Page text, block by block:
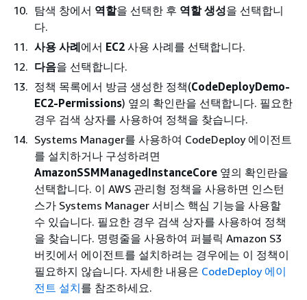
탐색 창에서 역할을 선택한 후 역할 생성을 선택합니
다.
사용 사례에서 EC2 사용 사례를 선택합니다.
다음을 선택합니다.
정책 목록에서 방금 생성한 정책(CodeDeployDemo-
EC2-Permissions) 옆의 확인란을 선택합니다. 필요한
경우 검색 상자를 사용하여 정책을 찾습니다.
Systems Manager를 사용하여 CodeDeploy 에이전트
를 설치하거나 구성하려면
AmazonSSMManagedInstanceCore 옆의 확인란을
선택합니다. 이 AWS 관리형 정책을 사용하면 인스턴
스가 Systems Manager 서비스 핵심 기능을 사용할
수 있습니다. 필요한 경우 검색 상자를 사용하여 정책
을 찾습니다. 명령줄을 사용하여 퍼블릭 Amazon S3
버킷에서 에이전트를 설치하려는 경우에는 이 정책이
필요하지 않습니다. 자세한 내용은 CodeDeploy 에이
전트 설치를 참조하세요.